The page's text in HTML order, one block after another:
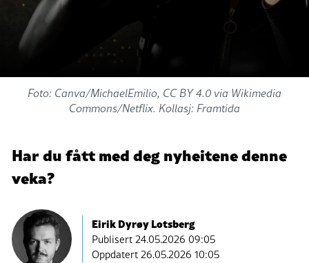
Foto: Canva/MichaelEmilio, CC BY 4.0 via Wikimedia
Commons/Netflix. Kollasj: Framtida
Har du fått med deg nyheitene denne
veka?
Eirik Dyrøy Lotsberg
Publisert24.05.2026 09:05
Oppdatert 26.05.2026 10:05